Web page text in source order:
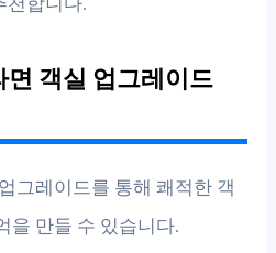
객실 업그레이드
그레이드를 통해 쾌적한 객
을 만들 수 있습니다.